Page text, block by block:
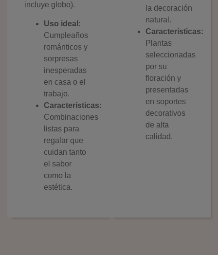
incluye globo).
Uso ideal:
Cumpleaños
románticos y
sorpresas
inesperadas
en casa o el
trabajo.
Características:
Combinaciones
listas para
regalar que
cuidan tanto
el sabor
como la
estética.
la decoración
natural.
Características:
Plantas
seleccionadas
por su
floración y
presentadas
en soportes
decorativos
de alta
calidad.